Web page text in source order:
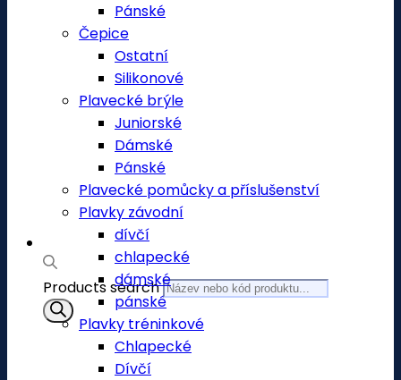
Products search
Pánské
Čepice
Ostatní
Silikonové
Plavecké brýle
Juniorské
Dámské
Pánské
Plavecké pomůcky a příslušenství
Plavky závodní
dívčí
chlapecké
dámské
pánské
Plavky tréninkové
Chlapecké
Dívčí